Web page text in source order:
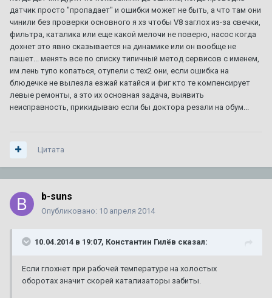
датчик просто "пропадает" и ошибки может не быть, а что там они
чинили без проверки основного я хз чтобы V8 заглох из-за свечки,
фильтра, каталика или еще какой мелочи не поверю, насос когда
дохнет это явно сказывается на динамике или он вообще не
пашет... менять все по списку типичный метод сервисов с именем,
им лень тупо копаться, отупели с тех2 они, если ошибка на
блюдечке не вылезла езжай катайся и фиг кто те компенсирует
левые ремонты, а это их основная задача, выявить
неисправность, прикидываю если бы доктора резали на обум...
Цитата
b-suns
Опубликовано: 10 апреля 2014
10.04.2014 в 19:07, Константин Гилёв сказал:
Если глохнет при рабочей температуре на холостых
оборотах значит скорей катализаторы забиты.